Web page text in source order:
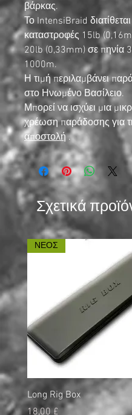
βάρκας.
Το IntensiBraid
καταστροφές 15lb
20lb (0,33mm) σε πηνία
1000m.
Η τιμή περιλαμβάνει
στο Ηνωμένο Βασίλειο.
Μπορεί να ισχύει μια
χρέωση παράδοσης για
αποστολή.
Σχετικά
ΝΕΟΣ
Long Rig Box
Τιμή
18,00 £